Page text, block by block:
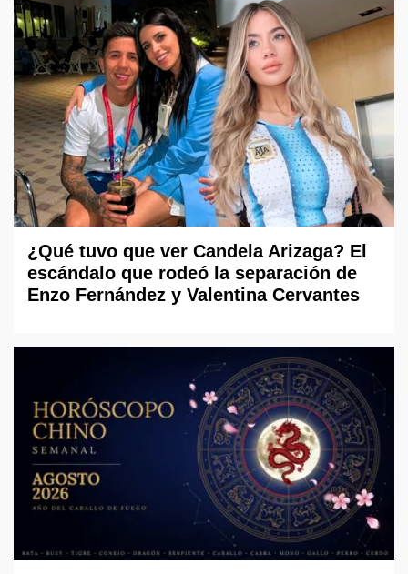
¿Qué tuvo que ver Candela Arizaga? El
escándalo que rodeó la separación de
Enzo Fernández y Valentina Cervantes